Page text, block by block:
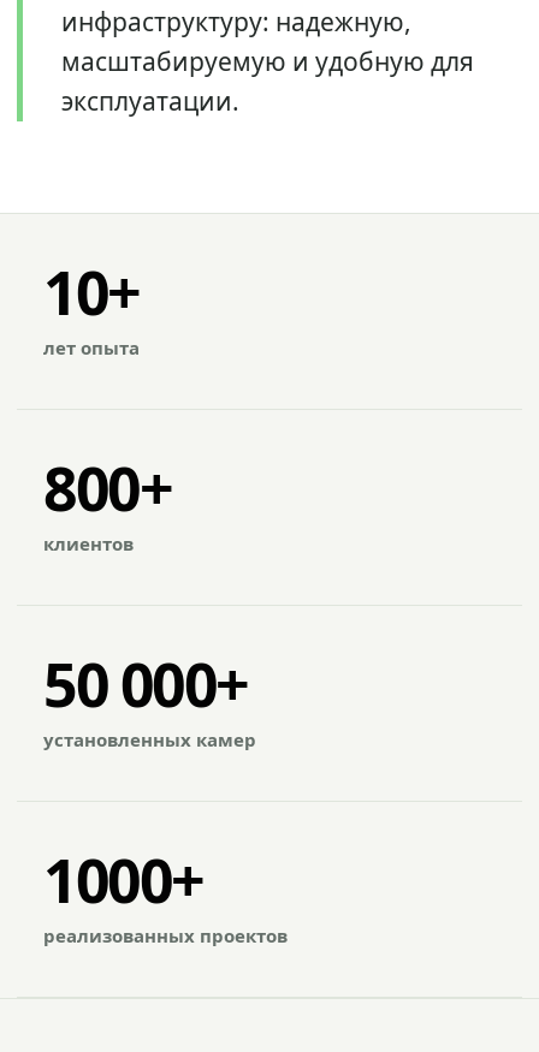
инфраструктуру: надежную,
масштабируемую и удобную для
эксплуатации.
10+
лет опыта
800+
клиентов
50 000+
установленных камер
1000+
реализованных проектов